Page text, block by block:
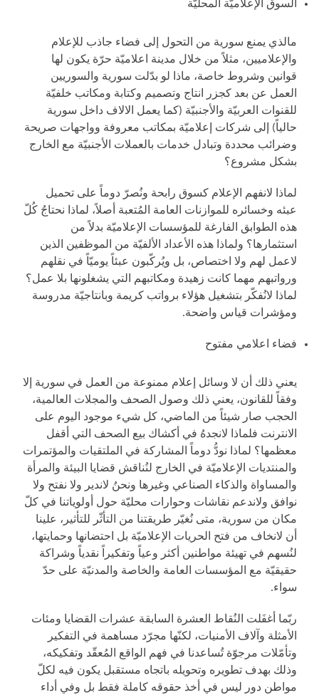
السوق الإعلاميّة المحليّة
مالذي يمنع سورية من التحول إلى فضاء جاذب للإعلام
والإعلاميين، مثلاً من خلال مدينة اعلاميّة حرّة يكون لها
قوانين وشروط خاصة، ماذا لو بدّلت سورية والسوريين
العمل عن بعد كجزر انتاج وتصميم وكتابة ومكاتب خلفيّة
للقنوات العربيّة والأجنبيّة (كما يعمل الالاف داخل سورية
حالياً) إلى شركات إعلاميّة بمكاتب معروفة وواجهات صريحة
وضرائب محددة وتبادل خدمات بالعملات الأجنبيّة مع الخارج
بشكل مشروع؟
لماذا لانفهم الإعلام كسوق رابحة ونُصرّ دوماً على تحميل
عبئه وخسائره للموازنات العامة المُتعبة أصلاً، لماذا نحتاجُ كُلّ
هذه الطوابق الفارغة للمؤسسات الإعلاميّة بدلاً من
استثمارها؟ ولماذا هذه الأعداد الألفيّة من الموظفين الذين
لاعمل لهم ولا اختصاص، بل ويُركّبون عبئاً يوميّاً في نقلهم
ورواتبهم مهما كانت زهيدة ومكاتبهم التي يشغلونها بلا عمل؟
لماذا لانُفكّر بتشغيل هؤلاء برواتب كريمة وبانتاجيّة مدروسة
ومؤشرات قياس واضحة.
فضاء اعلامي مفتوح
يعني ذلك أن لا وسائل إعلام ممنوعة من العمل في سورية إلا
وفقاً للقانون، يعني ذلك وصول الصحف والمجلات العالمية،
الحجب صار شيئاً من الماضي، كل شيء موجود اليوم على
الانترنت فلماذا لانجدهُ في أكشاك بيع الصحف التي أقفل
معظمها؟ لماذا نودُّ دوماً المشاركة في الملتقيات والمؤتمرات
والمنتديات الإعلاميّة في الخارج لنُناقش قضايا البيئة والمرأة
والمساواة والذكاء الصناعي وغيرها ونحنُ لاندير ولا نفتح ولا
نوافق ولاندعم نقاشات وحوارات محليّة حول أولوياتنا في كلّ
مكان من سورية، متى نُغيّر طريقتنا من التأثّر للتأثير، علينا
أن لانخاف من فتح الحريات الإعلاميّة بل احتضانها وحمايتها،
لنُسهم في تهيئة مواطنين أكثر وعياً وتفكيراً نقدياً وشراكة
حقيقيّة مع المؤسسات العامة والخاصة والمدنيّة على حدّ
سواء.
ربّما أغفَلت النُقاط العشرة السابقة عشرات القضايا ومئات
الأمثلة وآلاف الأمنيات، لكنّها مجرّد مساهمة في التفكير
وتأمّلات مرجوّة تُساعدنا في فهم الواقع المُعقّد وتفكيكه،
وذلك بهدف تطويره وتحويله باتجاه مستقبل يكون فيه لكلّ
مواطن دور ليس في أخذ حقوقه كاملة فقط بل وفي أداء